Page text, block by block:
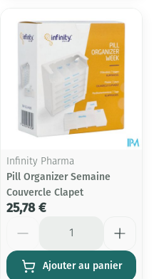
Infinity Pharma
Pill Organizer Semaine
Couvercle Clapet
25,78 €
Ajouter au panier